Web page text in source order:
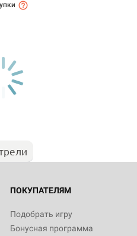
ПОКУПАТЕЛЯМ
Подобрать игру
Бонусная программа